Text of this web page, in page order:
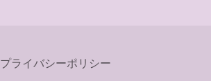
プライバシーポリシー